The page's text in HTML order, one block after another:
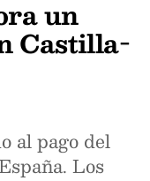
un
Castilla-
al pago del
Los